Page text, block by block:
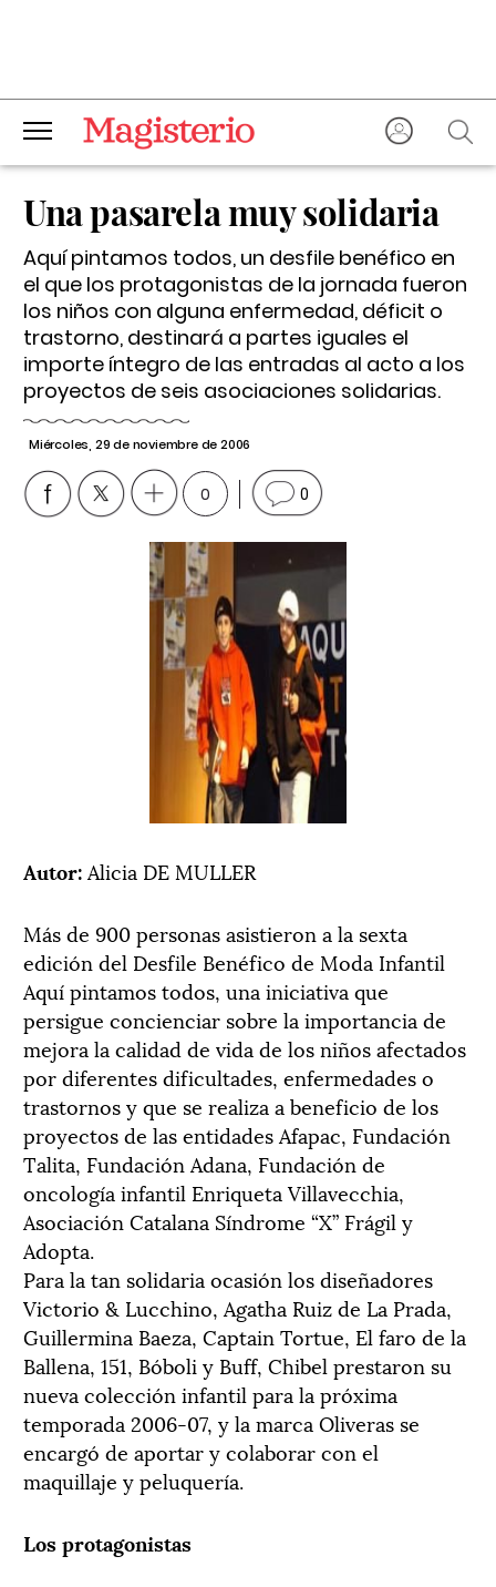
Una pasarela muy solidaria
Aquí pintamos todos, un desfile benéfico en
el que los protagonistas de la jornada fueron
los niños con alguna enfermedad, déficit o
trastorno, destinará a partes iguales el
importe íntegro de las entradas al acto a los
proyectos de seis asociaciones solidarias.
Miércoles, 29 de noviembre de 2006
0 0
Autor:Alicia DE MULLER
Más de 900 personas asistieron a la sexta
edición del Desfile Benéfico de Moda Infantil
Aquí pintamos todos, una iniciativa que
persigue concienciar sobre la importancia de
mejora la calidad de vida de los niños afectados
por diferentes dificultades, enfermedades o
trastornos y que se realiza a beneficio de los
proyectos de las entidades Afapac, Fundación
Talita, Fundación Adana, Fundación de
oncología infantil Enriqueta Villavecchia,
Asociación Catalana Síndrome “X” Frágil y
Adopta.
Para la tan solidaria ocasión los diseñadores
Victorio & Lucchino, Agatha Ruiz de La Prada,
Guillermina Baeza, Captain Tortue, El faro de la
Ballena, 151, Bóboli y Buff, Chibel prestaron su
nueva colección infantil para la próxima
temporada 2006-07, y la marca Oliveras se
encargó de aportar y colaborar con el
maquillaje y peluquería.
Los protagonistas